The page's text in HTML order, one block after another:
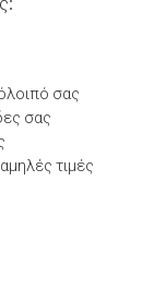
σας
σας
τιμές